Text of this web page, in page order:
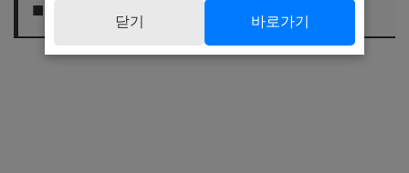
■ 잡은 고기, 따뜻한 나눔
닫기 바로가기